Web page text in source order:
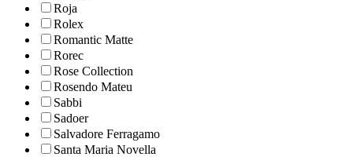
Roja
Rolex
Romantic Matte
Rorec
Rose Collection
Rosendo Mateu
Sabbi
Sadoer
Salvadore Ferragamo
Santa Maria Novella